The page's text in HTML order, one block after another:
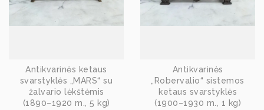
Antikvarinės ketaus
svarstyklės „MARS“ su
žalvario lėkštėmis
(1890–1920 m., 5 kg)
Antikvarinės
„Robervalio“ sistemos
ketaus svarstyklės
(1900–1930 m., 1 kg)